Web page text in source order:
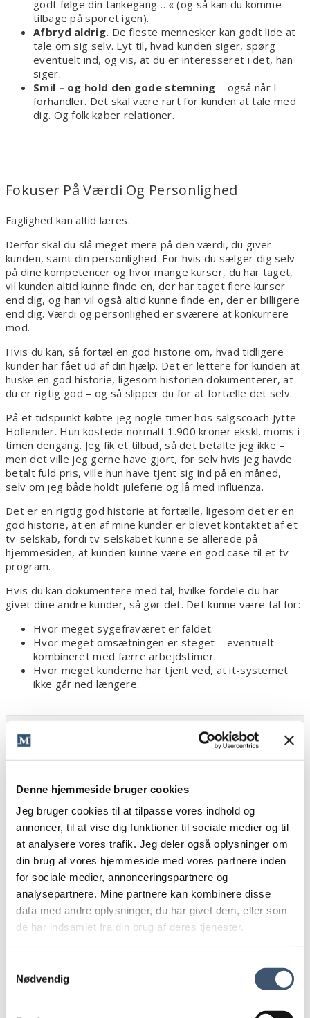
Denne hjemmeside bruger cookies
Jeg bruger cookies til at tilpasse vores indhold og
annoncer, til at vise dig funktioner til sociale medier og til
at analysere vores trafik. Jeg deler også oplysninger om
din brug af vores hjemmeside med vores partnere inden
for sociale medier, annonceringspartnere og
analysepartnere. Mine partnere kan kombinere disse
data med andre oplysninger, du har givet dem, eller som
de har indsamlet fra din brug af deres tjenester.
Nødvendig
godt følge din tankegang …« (og så kan du komme
tilbage på sporet igen).
Afbryd aldrig. De fleste mennesker kan godt lide at
tale om sig selv. Lyt til, hvad kunden siger, spørg
eventuelt ind, og vis, at du er interesseret i det, han
siger.
Smil – og hold den gode stemning – også når I
forhandler. Det skal være rart for kunden at tale med
dig. Og folk køber relationer.
Fokuser På Værdi Og Personlighed
Faglighed kan altid læres.
Derfor skal du slå meget mere på den værdi, du giver
kunden, samt din personlighed. For hvis du sælger dig selv
på dine kompetencer og hvor mange kurser, du har taget,
vil kunden altid kunne finde en, der har taget flere kurser
end dig, og han vil også altid kunne finde en, der er billigere
end dig. Værdi og personlighed er sværere at konkurrere
mod.
Hvis du kan, så fortæl en god historie om, hvad tidligere
kunder har fået ud af din hjælp. Det er lettere for kunden at
huske en god historie, ligesom historien dokumenterer, at
du er rigtig god – og så slipper du for at fortælle det selv.
På et tidspunkt købte jeg nogle timer hos salgscoach Jytte
Hollender. Hun kostede normalt 1.900 kroner ekskl. moms i
timen dengang. Jeg fik et tilbud, så det betalte jeg ikke –
men det ville jeg gerne have gjort, for selv hvis jeg havde
betalt fuld pris, ville hun have tjent sig ind på en måned,
selv om jeg både holdt juleferie og lå med influenza.
Det er en rigtig god historie at fortælle, ligesom det er en
god historie, at en af mine kunder er blevet kontaktet af et
tv-selskab, fordi tv-selskabet kunne se allerede på
hjemmesiden, at kunden kunne være en god case til et tv-
program.
Hvis du kan dokumentere med tal, hvilke fordele du har
givet dine andre kunder, så gør det. Det kunne være tal for:
Hvor meget sygefraværet er faldet.
Hvor meget omsætningen er steget – eventuelt
kombineret med færre arbejdstimer.
Hvor meget kunderne har tjent ved, at it-systemet
ikke går ned længere.
Spørg dig selv
Har du tal, der dokumenterer dit værd?
Salgspsykologi, Når I Skal Til At Tale Pris
Nogle kunder ved ikke nødvendigvis, i hvilket prisniveau
varen ligger, og ved derfor heller ikke, om 10.000 kroner er
meget eller lidt. Derfor kan det være en god ide at begynde
med at fortælle om fordelene ved at handle med dig, før du
betyder prisen ikke altid så meget.
et signal om, at du har det skidt med, hvad du koster. Og